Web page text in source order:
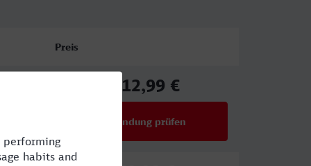
Preis
112,99 €
Verbindung prüfen